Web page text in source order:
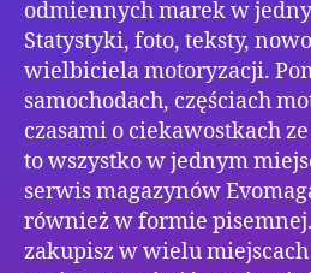
odmiennych marek w
Statystyki, foto, teksty,
wielbiciela motoryzacji.
samochodach, częściach
czasami o ciekawostkach
to wszystko w jednym
serwis magazynów
również w formie
zakupisz w wielu miejscach